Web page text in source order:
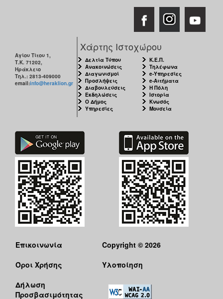
Αγίου Τίτου 1,
Τ.Κ. 71202,
Ηράκλειο
Τηλ.: 2813-409000
email:info@heraklion.gr
Χάρτης Ιστοχώρου
Δελτία Τύπου
Ανακοινώσεις
Διαγωνισμοί
Προσλήψεις
Διαβουλεύσεις
Εκδηλώσεις
Ο Δήμος
Υπηρεσίες
Κ.Ε.Π.
Τηλέφωνα
e-Υπηρεσίες
e-Αιτήματα
Η Πόλη
Ιστορία
Κνωσός
Μουσεία
Επικοινωνία
Όροι Χρήσης
Δήλωση
Προσβασιμότητας
Copyright © 2026
Υλοποίηση